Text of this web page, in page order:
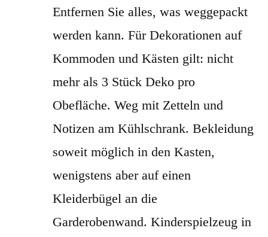
Entfernen Sie alles, was weggepackt
werden kann. Für Dekorationen auf
Kommoden und Kästen gilt: nicht
mehr als 3 Stück Deko pro
Obefläche. Weg mit Zetteln und
Notizen am Kühlschrank. Bekleidung
soweit möglich in den Kasten,
wenigstens aber auf einen
Kleiderbügel an die
Garderobenwand. Kinderspielzeug in